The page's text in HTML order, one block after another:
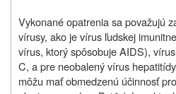
Vykonané opatrenia sa považujú
vírusy, ako je vírus ľudskej
vírus, ktorý spôsobuje AIDS),
C, a pre neobalený vírus
môžu mať obmedzenú účinnosť